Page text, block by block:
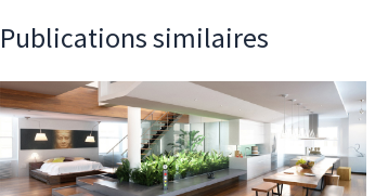
Publications similaires